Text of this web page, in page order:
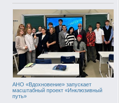
АНО «Вдохновение» запускает
масштабный проект «Инклюзивный
путь»